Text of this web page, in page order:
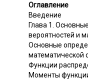
Оглавление
Введение
Глава 1.
вероятностей и
Основные
математической
Функции
Моменты